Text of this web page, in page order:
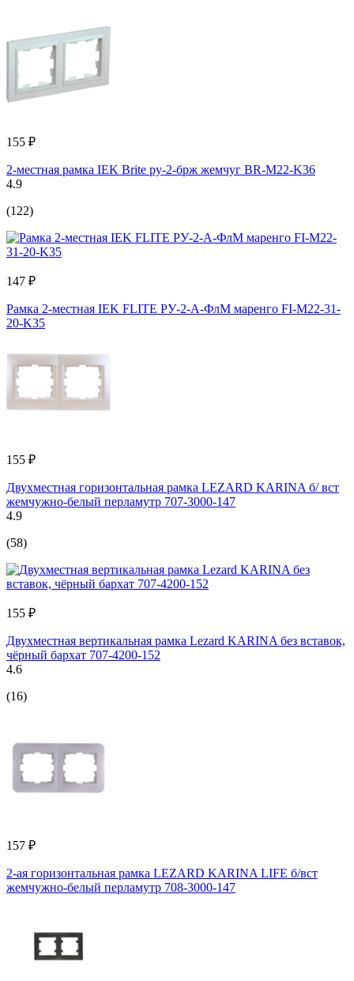
155 ₽
2-местная рамка IEK Brite ру-2-брж жемчуг BR-M22-K36
4.9
(122)
147 ₽
Рамка 2-местная IEK FLITE РУ-2-А-ФлМ маренго FI-M22-31-
20-K35
155 ₽
Двухместная горизонтальная рамка LEZARD KARINA б/ вст
жемчужно-белый перламутр 707-3000-147
4.9
(58)
155 ₽
Двухместная вертикальная рамка Lezard KARINA без вставок,
чёрный бархат 707-4200-152
4.6
(16)
157 ₽
2-ая горизонтальная рамка LEZARD KARINA LIFE б/вст
жемчужно-белый перламутр 708-3000-147